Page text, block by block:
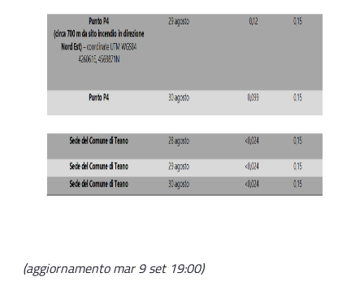
(aggiornamento mar 9 set 19:00)